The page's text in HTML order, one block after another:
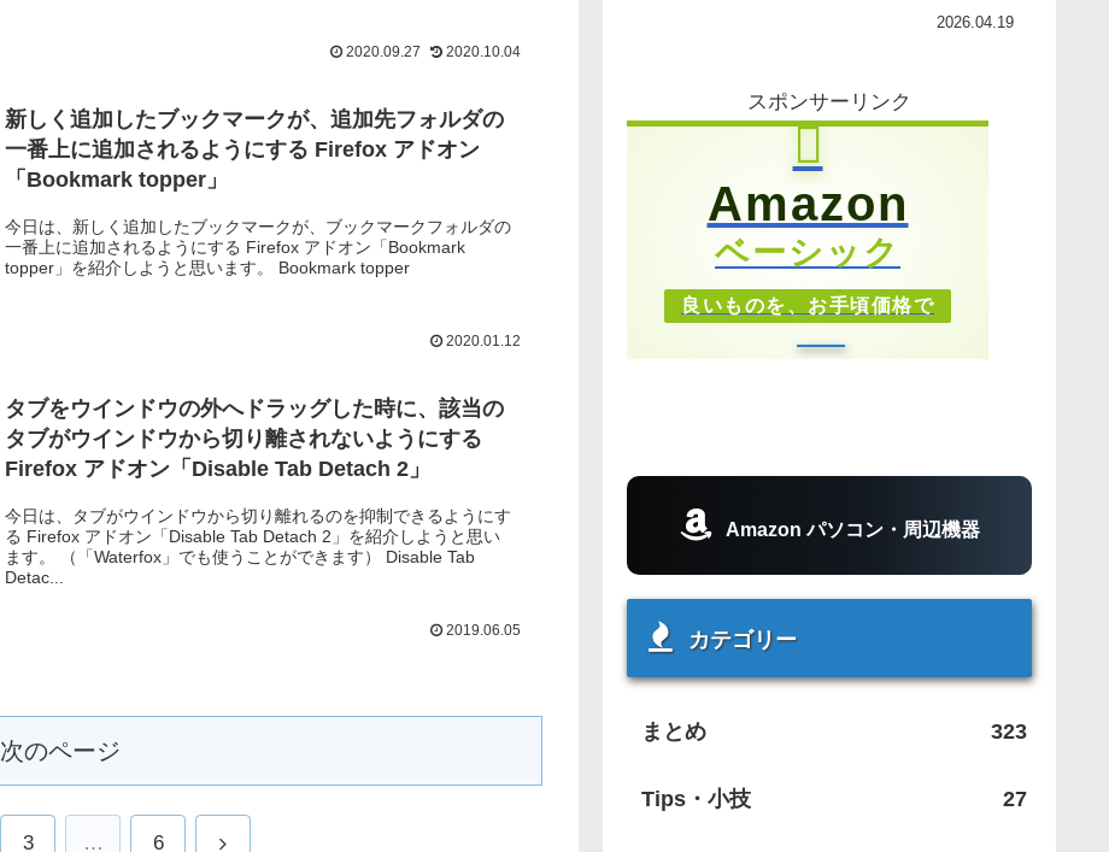
2020.09.27 2020.10.04
新しく追加したブックマークが、追加先フォルダの
一番上に追加されるようにする Firefox アドオン
「Bookmark topper」
今日は、新しく追加したブックマークが、ブックマークフォルダの
一番上に追加されるようにする Firefox アドオン「Bookmark
topper」を紹介しようと思います。 Bookmark topper
2020.01.12
タブをウインドウの外へドラッグした時に、該当の
タブがウインドウから切り離されないようにする
Firefox アドオン「Disable Tab Detach 2」
今日は、タブがウインドウから切り離れるのを抑制できるようにす
る Firefox アドオン「Disable Tab Detach 2」を紹介しようと思い
ます。 （「Waterfox」でも使うことができます） Disable Tab
Detac...
2019.06.05
次のページ
3 … 6 次
2026.04.19
スポンサーリンク
Amazon
ベーシック
良いものを、お手頃価格で
Amazon パソコン・周辺機器
カテゴリー
まとめ 323
Tips・小技 27